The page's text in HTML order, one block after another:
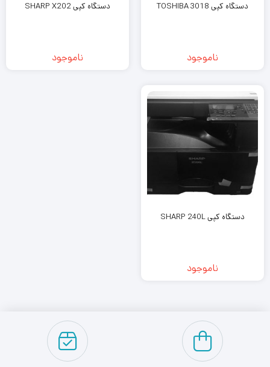
دستگاه کپی TOSHIBA 3018
ناموجود
دستگاه کپی SHARP X202
ناموجود
دستگاه کپی SHARP 240L
ناموجود